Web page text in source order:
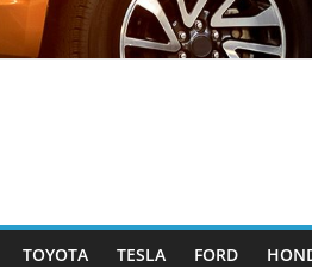
TOYOTA TESLA FORD